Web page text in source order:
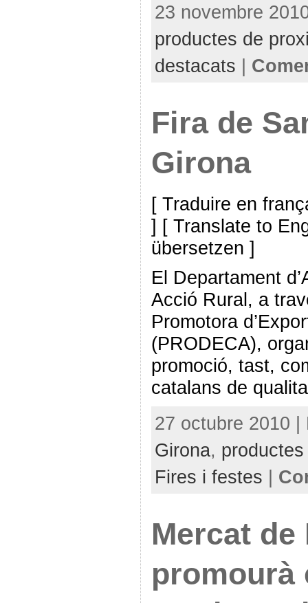
23 novembre
productes de
destacats |
Fira de
Girona
[ Traduire en
] [ Translate to
übersetzen ]
El Departament
Acció Rural, a
Promotora
(PRODECA),
promoció, tast,
catalans de
27 octubre 2010
Girona,
Fires i festes |
Mercat de
promourà